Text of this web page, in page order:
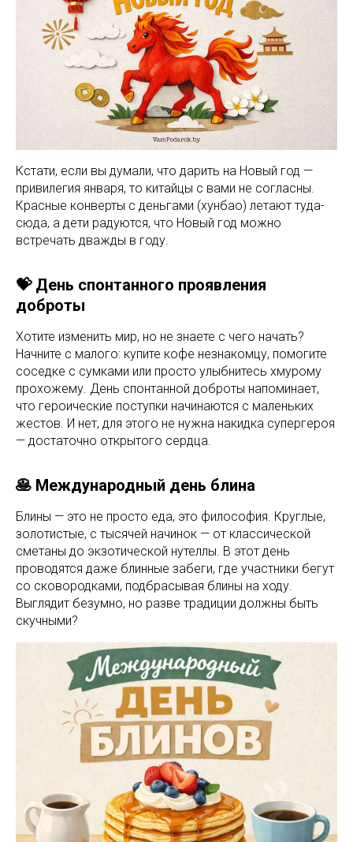
Кстати, если вы думали, что дарить на Новый год —
привилегия января, то китайцы с вами не согласны.
Красные конверты с деньгами (хунбао) летают туда-
сюда, а дети радуются, что Новый год можно
встречать дважды в году.
💝 День спонтанного проявления
доброты
Хотите изменить мир, но не знаете с чего начать?
Начните с малого: купите кофе незнакомцу, помогите
соседке с сумками или просто улыбнитесь хмурому
прохожему. День спонтанной доброты напоминает,
что героические поступки начинаются с маленьких
жестов. И нет, для этого не нужна накидка супергероя
— достаточно открытого сердца.
🥞 Международный день блина
Блины — это не просто еда, это философия. Круглые,
золотистые, с тысячей начинок — от классической
сметаны до экзотической нутеллы. В этот день
проводятся даже блинные забеги, где участники бегут
со сковородками, подбрасывая блины на ходу.
Выглядит безумно, но разве традиции должны быть
скучными?